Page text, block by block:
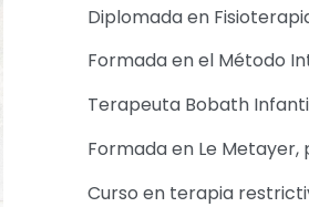
Diplomada en
Formada en el Método
Terapeuta Bobath
Formada en Le Metayer,
Curso en terapia